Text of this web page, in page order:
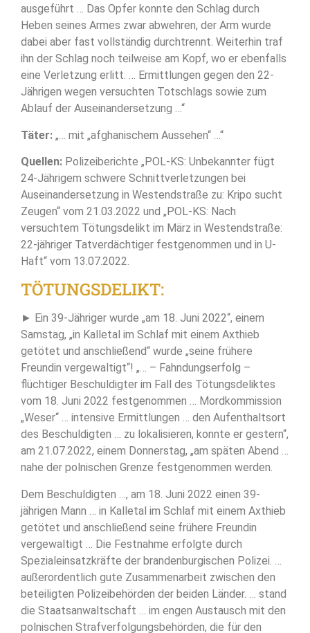
ausgeführt … Das Opfer konnte den Schlag durch
Heben seines Armes zwar abwehren, der Arm wurde
dabei aber fast vollständig durchtrennt. Weiterhin traf
ihn der Schlag noch teilweise am Kopf, wo er ebenfalls
eine Verletzung erlitt. … Ermittlungen gegen den 22-
Jährigen wegen versuchten Totschlags sowie zum
Ablauf der Auseinandersetzung …“
Täter: „… mit „afghanischem Aussehen“ …“
Quellen: Polizeiberichte „POL-KS: Unbekannter fügt
24-Jährigem schwere Schnittverletzungen bei
Auseinandersetzung in Westendstraße zu: Kripo sucht
Zeugen“ vom 21.03.2022 und „POL-KS: Nach
versuchtem Tötungsdelikt im März in Westendstraße:
22-jähriger Tatverdächtiger festgenommen und in U-
Haft“ vom 13.07.2022.
TÖTUNGSDELIKT:
► Ein 39-Jähriger wurde „am 18. Juni 2022“, einem
Samstag, „in Kalletal im Schlaf mit einem Axthieb
getötet und anschließend“ wurde „seine frühere
Freundin vergewaltigt“! „… – Fahndungserfolg –
flüchtiger Beschuldigter im Fall des Tötungsdeliktes
vom 18. Juni 2022 festgenommen … Mordkommission
„Weser“ … intensive Ermittlungen … den Aufenthaltsort
des Beschuldigten … zu lokalisieren, konnte er gestern“,
am 21.07.2022, einem Donnerstag, „am späten Abend …
nahe der polnischen Grenze festgenommen werden.
Dem Beschuldigten …, am 18. Juni 2022 einen 39-
jährigen Mann … in Kalletal im Schlaf mit einem Axthieb
getötet und anschließend seine frühere Freundin
vergewaltigt … Die Festnahme erfolgte durch
Spezialeinsatzkräfte der brandenburgischen Polizei. …
außerordentlich gute Zusammenarbeit zwischen den
beteiligten Polizeibehörden der beiden Länder. … stand
die Staatsanwaltschaft … im engen Austausch mit den
polnischen Strafverfolgungsbehörden, die für den